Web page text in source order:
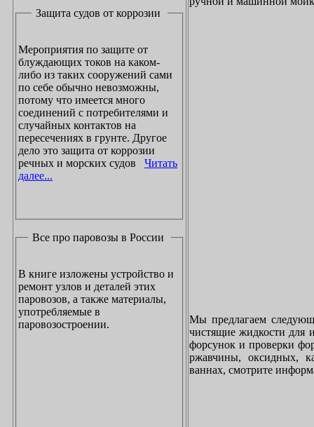
Защита судов от коррозии
Мероприятия по защите от
блуждающих токов на каком-
либо из таких сооружений сами
по себе обычно невозможны,
потому что имеется много
соединений с потребителями и
случайных контактов на
пересечениях в грунте. Другое
дело это защита от коррозии
речных и морских судов Читать
далее...
Все про паровозы в России
В книге изложены устройство и
ремонт узлов и деталей этих
паровозов, а также материалы,
употребляемые в
паровозостроении.
Мы предлагаем
чистящие жидкости для
форсунок и проверки
ржавчины, оксидных,
ваннах, смотрите